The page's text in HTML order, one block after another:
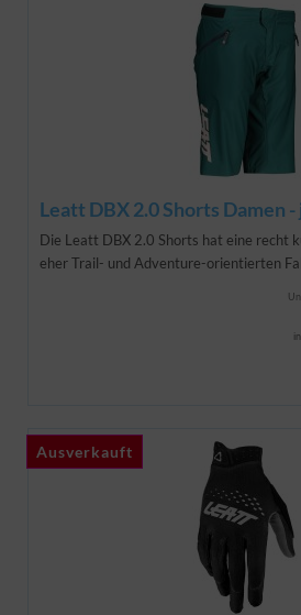
Leatt DBX 2.0 Shorts Damen -
Die Leatt DBX 2.0 Shorts hat eine recht
eher Trail- und Adventure-orientierten
Ausverkauft
Ausverkauft